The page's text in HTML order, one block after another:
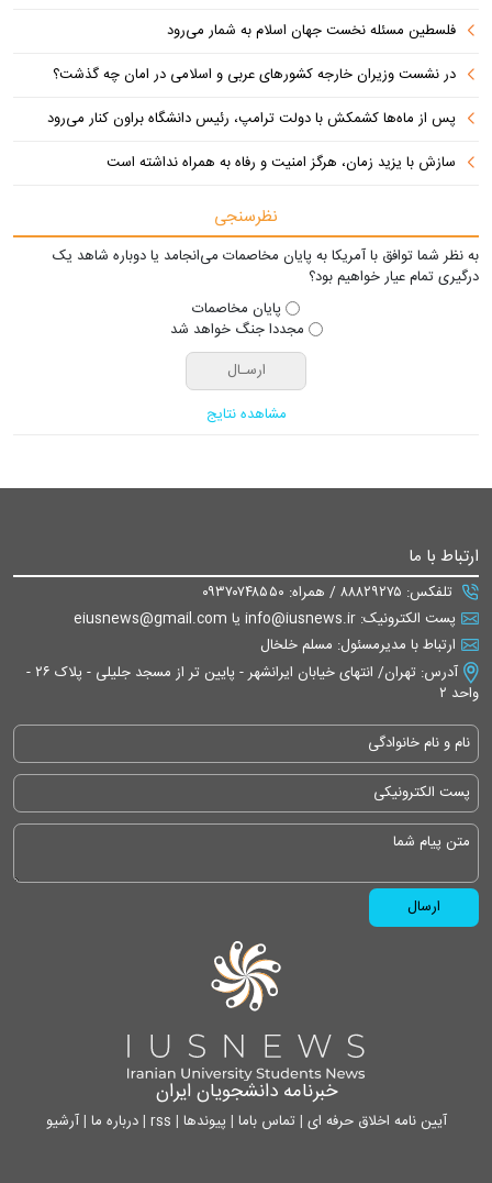
فلسطین مسئله نخست جهان اسلام به شمار می‌رود
در نشست وزیران خارجه کشورهای عربی و اسلامی در امان چه گذشت؟
پس از ماه‌ها کشمکش با دولت ترامپ، رئیس دانشگاه براون کنار می‌رود
سازش با یزید زمان، هرگز امنیت و رفاه به همراه نداشته است
نظرسنجی
به نظر شما توافق با آمریکا به پایان مخاصمات می‌انجامد یا دوباره شاهد یک
درگیری تمام عیار خواهیم بود؟
پایان مخاصمات
مجددا جنگ خواهد شد
مشاهده نتایج
ارتباط با ما
تلفکس: ۸۸۸۲۹۲۷۵ / همراه: ۰۹۳۷۰۷۴۸۵۵۰
پست الکترونیک: info@iusnews.ir یا eiusnews@gmail.com
ارتباط با مدیرمسئول: مسلم خلخال
آدرس: تهران/ انتهای خیابان ایرانشهر - پایین تر از مسجد جلیلی - پلاک ۲۶ -
واحد ۲
خبرنامه دانشجویان ایران
آیین نامه اخلاق حرفه ای | تماس باما | پیوندها |
rss
|درباره ما |آرشیو